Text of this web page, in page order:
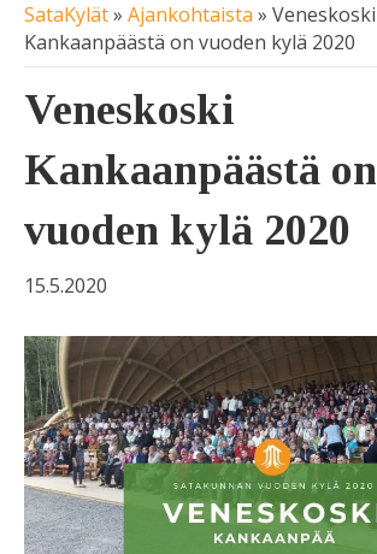
SataKylät» Ajankohtaista » Veneskoski
Kankaanpäästä on vuoden kylä 2020
Veneskoski
Kankaanpäästä on
vuoden kylä 2020
15.5.2020